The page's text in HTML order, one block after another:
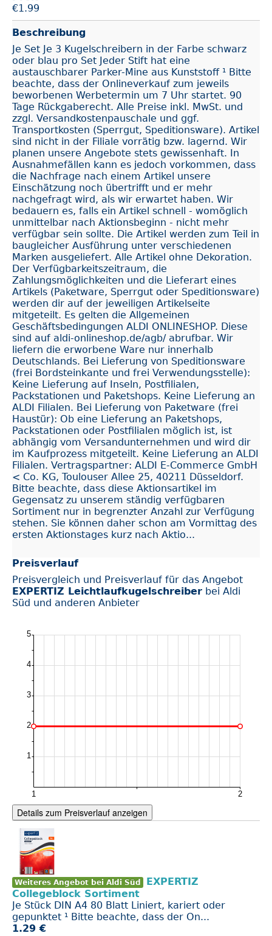
€1.99
Beschreibung
Je Set Je 3 Kugelschreibern in der Farbe schwarz
oder blau pro Set Jeder Stift hat eine
austauschbarer Parker-Mine aus Kunststoff ¹ Bitte
beachte, dass der Onlineverkauf zum jeweils
beworbenen Werbetermin um 7 Uhr startet. 90
Tage Rückgaberecht. Alle Preise inkl. MwSt. und
zzgl. Versandkostenpauschale und ggf.
Transportkosten (Sperrgut, Speditionsware). Artikel
sind nicht in der Filiale vorrätig bzw. lagernd. Wir
planen unsere Angebote stets gewissenhaft. In
Ausnahmefällen kann es jedoch vorkommen, dass
die Nachfrage nach einem Artikel unsere
Einschätzung noch übertrifft und er mehr
nachgefragt wird, als wir erwartet haben. Wir
bedauern es, falls ein Artikel schnell - womöglich
unmittelbar nach Aktionsbeginn - nicht mehr
verfügbar sein sollte. Die Artikel werden zum Teil in
baugleicher Ausführung unter verschiedenen
Marken ausgeliefert. Alle Artikel ohne Dekoration.
Der Verfügbarkeitszeitraum, die
Zahlungsmöglichkeiten und die Lieferart eines
Artikels (Paketware, Sperrgut oder Speditionsware)
werden dir auf der jeweiligen Artikelseite
mitgeteilt. Es gelten die Allgemeinen
Geschäftsbedingungen ALDI ONLINESHOP. Diese
sind auf aldi-onlineshop.de/agb/ abrufbar. Wir
liefern die erworbene Ware nur innerhalb
Deutschlands. Bei Lieferung von Speditionsware
(frei Bordsteinkante und frei Verwendungsstelle):
Keine Lieferung auf Inseln, Postfilialen,
Packstationen und Paketshops. Keine Lieferung an
ALDI Filialen. Bei Lieferung von Paketware (frei
Haustür): Ob eine Lieferung an Paketshops,
Packstationen oder Postfilialen möglich ist, ist
abhängig vom Versandunternehmen und wird dir
im Kaufprozess mitgeteilt. Keine Lieferung an ALDI
Filialen. Vertragspartner: ALDI E-Commerce GmbH
< Co. KG, Toulouser Allee 25, 40211 Düsseldorf.
Bitte beachte, dass diese Aktionsartikel im
Gegensatz zu unserem ständig verfügbaren
Sortiment nur in begrenzter Anzahl zur Verfügung
stehen. Sie können daher schon am Vormittag des
ersten Aktionstages kurz nach Aktio...
Preisverlauf
Preisvergleich und Preisverlauf für das Angebot
EXPERTIZ Leichtlaufkugelschreiber bei Aldi
Süd und anderen Anbieter
Details zum Preisverlauf anzeigen
Weiteres Angebot bei Aldi Süd
EXPERTIZ
Collegeblock Sortiment
Je Stück DIN A4 80 Blatt Liniert, kariert oder
gepunktet ¹ Bitte beachte, dass der On...
1.29 €